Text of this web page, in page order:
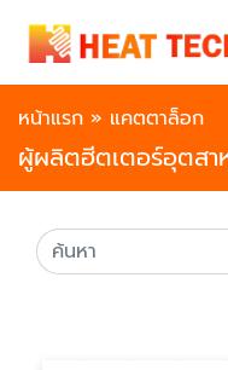
หน้าแรก » แคตตาล็อก
ผู้ผลิตฮีตเตอร์อุตสา